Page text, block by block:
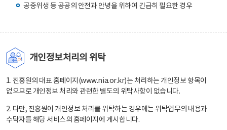
공중위생 등 공공의 안전과 안녕을 위하여 긴급히 필요한 경우
개인정보처리의 위탁
1. 진흥원의 대표 홈페이지(www.nia.or.kr)는 처리하는 개인정보 항목이
없으므로 개인정보 처리와 관련한 별도의 위탁사항이 없습니다.
2. 다만, 진흥원이 개인정보 처리를 위탁하는 경우에는 위탁업무의 내용과
수탁자를 해당 서비스의 홈페이지에 게시합니다.